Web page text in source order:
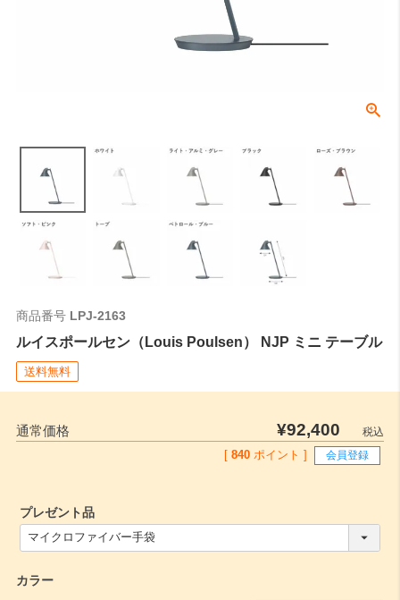
商品番号 LPJ-2163
ルイスポールセン（Louis Poulsen） NJP ミニ テーブル
送料無料
通常価格 ¥92,400
税込
840 ポイント ] 会員登録
プレゼント品
必
カラー